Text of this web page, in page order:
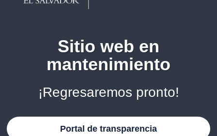
Sitio web en
mantenimiento
¡Regresaremos pronto!
Portal de transparencia